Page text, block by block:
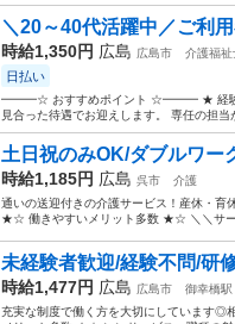
＼20～40代活躍中／ご利
時給1,350円 広島 広島市 介護福祉
日払い
━━━☆ おすすめポイント ☆━━━ ★ 経験を
見合った待遇でお迎えします。 専任の担
土日祝のみOK/ダブルワー
時給1,185円 広島 呉市
介護
通いの送迎付きの介護サービス！産休・育
★☆ 働きやすいメリット多数 ★☆ ＼＼サー
未経験者歓迎/経験不問/研
時給1,477円 広島 広島市 御幸橋駅
充実な制度で働く方を大切にしています◎